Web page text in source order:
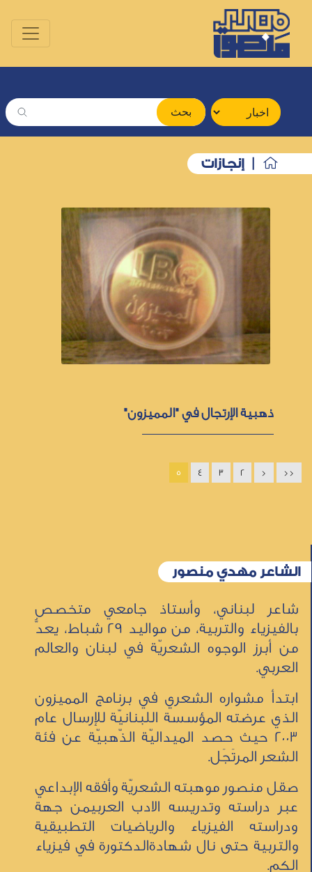
بحث
| إنجازات
ذهبية الإرتجال في "المميزون"
<<
<
2
3
4
5
الشاعر مهدي منصور
شاعر لبناني، وأستاذ جامعي متخصص
بالفيزياء والتربية، من مواليد 29 شباط، يعدُّ
من أبرز الوجوه الشعريّة في لبنان والعالم
العربي.
ابتدأ مشواره الشعري في برنامج المميزون
الذي عرضته المؤسسة اللبنانيّة للإرسال عام
2003 حيث حصد الميداليّة الذّهبيّة عن فئة
الشعر المرتَجَل.
صقل منصور موهبته الشعريّة وأفقه الإبداعي
عبر دراسته وتدريسه الادب العربيمن جهة
ودراسته الفيزياء والرياضيات التطبيقية
والتربية حتى نال شهادةالدكتورة في فيزياء
الكم.